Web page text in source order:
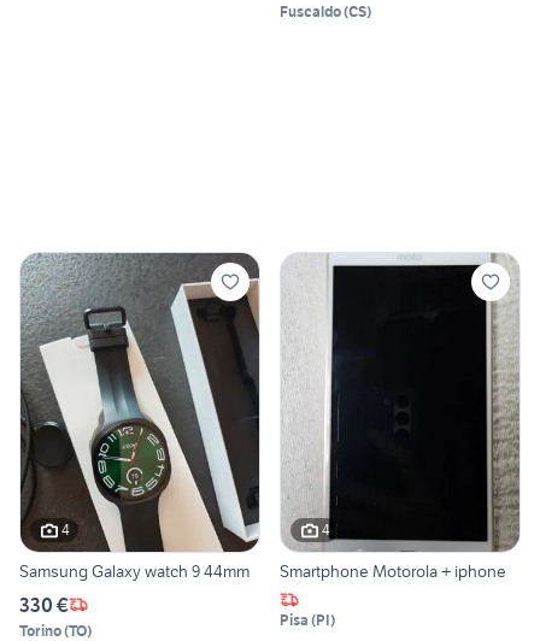
Fuscaldo(CS)
4
Samsung Galaxy watch 9 44mm
330 €
Torino(TO)
4
Smartphone Motorola + iphone
Pisa (PI)